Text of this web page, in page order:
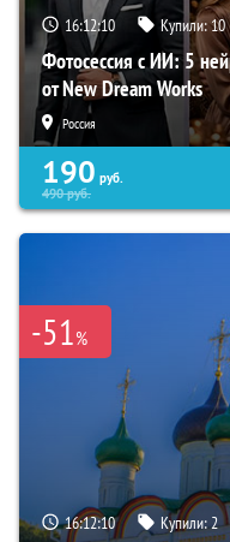
16:12:09 Купили:10
Фотосессия с ИИ: 5
от New Dream Works
Россия
190 руб.
490руб.
-51%
16:12:09 Купили:2